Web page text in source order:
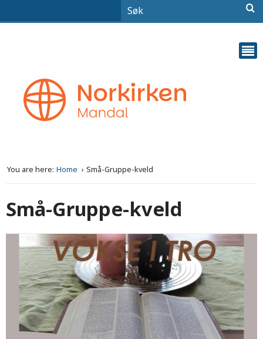
You are here: Home Små-Gruppe-kveld
Små-Gruppe-kveld